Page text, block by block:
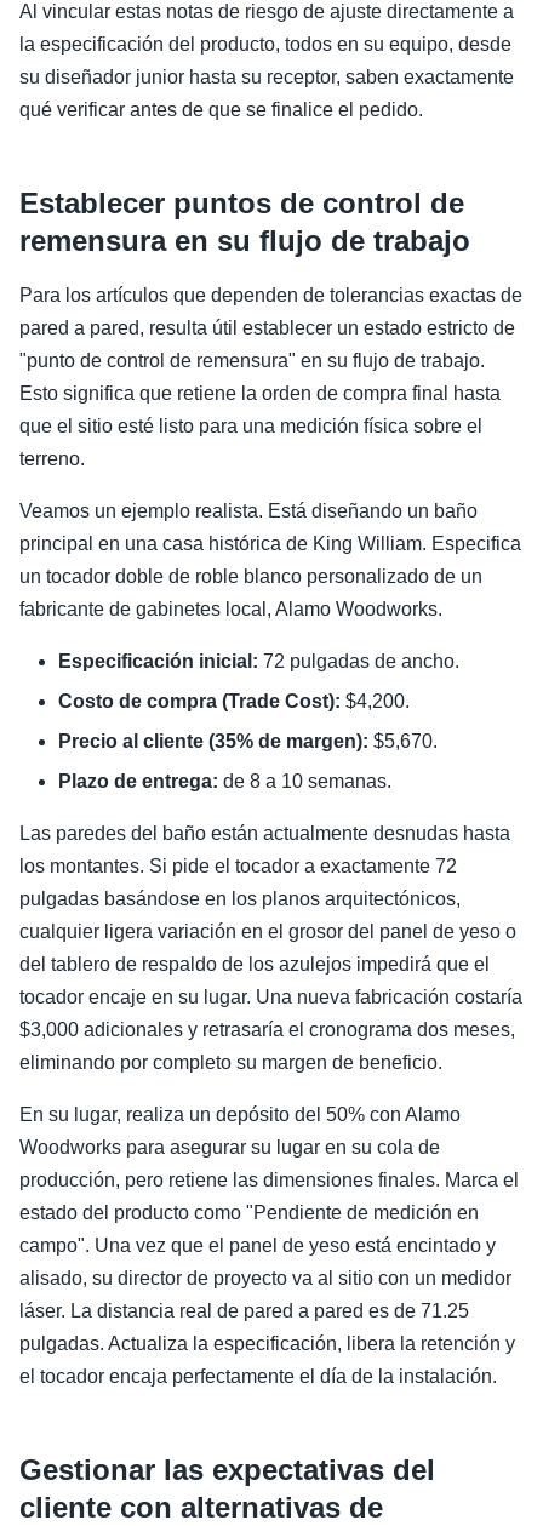
Al vincular estas notas de riesgo de ajuste directamente a
la especificación del producto, todos en su equipo, desde
su diseñador junior hasta su receptor, saben exactamente
qué verificar antes de que se finalice el pedido.
Establecer puntos de control de
remensura en su flujo de trabajo
Para los artículos que dependen de tolerancias exactas de
pared a pared, resulta útil establecer un estado estricto de
"punto de control de remensura" en su flujo de trabajo.
Esto significa que retiene la orden de compra final hasta
que el sitio esté listo para una medición física sobre el
terreno.
Veamos un ejemplo realista. Está diseñando un baño
principal en una casa histórica de King William. Especifica
un tocador doble de roble blanco personalizado de un
fabricante de gabinetes local, Alamo Woodworks.
Especificación inicial: 72 pulgadas de ancho.
Costo de compra (Trade Cost): $4,200.
Precio al cliente (35% de margen): $5,670.
Plazo de entrega: de 8 a 10 semanas.
Las paredes del baño están actualmente desnudas hasta
los montantes. Si pide el tocador a exactamente 72
pulgadas basándose en los planos arquitectónicos,
cualquier ligera variación en el grosor del panel de yeso o
del tablero de respaldo de los azulejos impedirá que el
tocador encaje en su lugar. Una nueva fabricación costaría
$3,000 adicionales y retrasaría el cronograma dos meses,
eliminando por completo su margen de beneficio.
En su lugar, realiza un depósito del 50% con Alamo
Woodworks para asegurar su lugar en su cola de
producción, pero retiene las dimensiones finales. Marca el
estado del producto como "Pendiente de medición en
campo". Una vez que el panel de yeso está encintado y
alisado, su director de proyecto va al sitio con un medidor
láser. La distancia real de pared a pared es de 71.25
pulgadas. Actualiza la especificación, libera la retención y
el tocador encaja perfectamente el día de la instalación.
Gestionar las expectativas del
cliente con alternativas de